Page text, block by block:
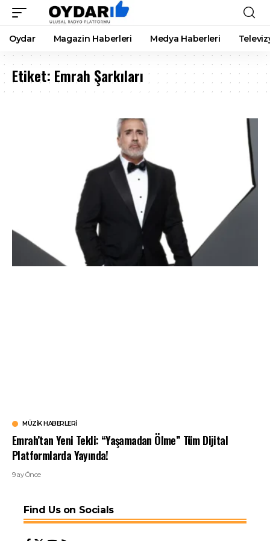
Oydar Magazin Haberleri Medya Haberleri
Etiket: Emrah Şarkıları
MÜZIK HABERLERI
Emrah’tan Yeni Tekli: “Yaşamadan Ölme” Tüm Dijital
Platformlarda Yayında!
9 ay Önce
Find Us on Socials